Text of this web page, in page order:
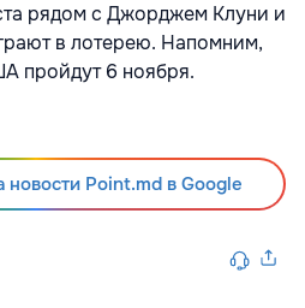
рядом с Джорджем Клуни и
в лотерею. Напомним,
пройдут 6 ноября.
Point.md в Google